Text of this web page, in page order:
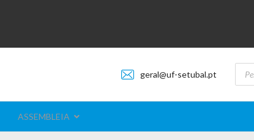
geral@uf-setubal.pt
ASSEMBLEIA